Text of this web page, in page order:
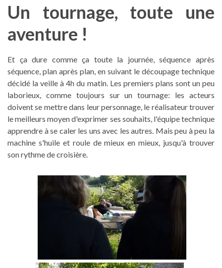
Un tournage, toute une
aventure !
Et ça dure comme ça toute la journée, séquence après
séquence, plan après plan, en suivant le découpage technique
décidé la veille à 4h du matin. Les premiers plans sont un peu
laborieux, comme toujours sur un tournage: les acteurs
doivent se mettre dans leur personnage, le réalisateur trouver
le meilleurs moyen d'exprimer ses souhaits, l'équipe technique
apprendre à se caler les uns avec les autres. Mais peu à peu la
machine s'huile et roule de mieux en mieux, jusqu'à trouver
son rythme de croisière.